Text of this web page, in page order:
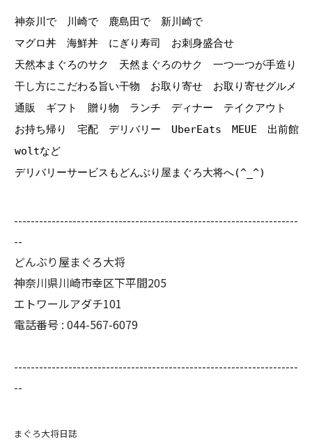
神奈川で 川崎で 鹿島田で 新川崎で
マグロ丼 海鮮丼 にぎり寿司 お刺身盛合せ
天然本まぐろのサク 天然まぐろのサク 一つ一つが手造り
干し方にこだわる旨い干物 お取り寄せ お取り寄せグルメ
通販 ギフト 贈り物 ランチ ディナー テイクアウト
お持ち帰り 宅配 デリバリー UberEats MEUE 出前館
woltなど
デリバリーサービスもどんぶり屋まぐろ大将へ(^_^)
--------------------------------------------------------------------
--
どんぶり屋まぐろ大将
神奈川県川崎市幸区下平間205
エトワールアダチ101
電話番号 : 044-567-6079
--------------------------------------------------------------------
--
まぐろ大将日誌